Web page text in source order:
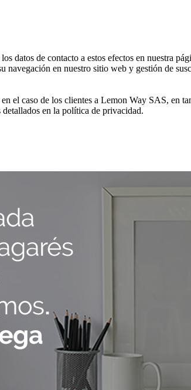
datos de contacto a estos efectos en nuestra
en nuestro sitio web y gestión de
el caso de los clientes a Lemon Way SAS, en
en la política de privacidad.